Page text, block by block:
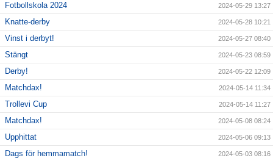
Fotbollskola 2024 2024-05-29 13:27
Knatte-derby 2024-05-28 10:21
Vinst i derbyt! 2024-05-27 08:40
Stängt 2024-05-23 08:59
Derby! 2024-05-22 12:09
Matchdax! 2024-05-14 11:34
Trollevi Cup 2024-05-14 11:27
Matchdax! 2024-05-08 08:24
Upphittat 2024-05-06 09:13
Dags för hemmamatch! 2024-05-03 08:16